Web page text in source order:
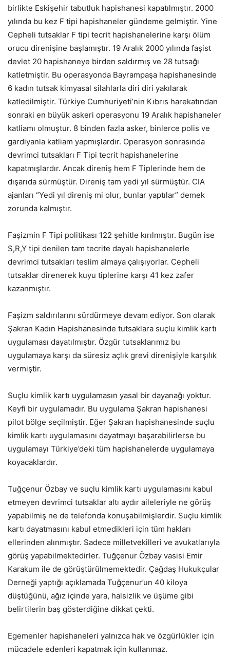
birlikte Eskişehir tabutluk hapishanesi kapatılmıştır. 2000
yılında bu kez F tipi hapishaneler gündeme gelmiştir. Yine
Cepheli tutsaklar F tipi tecrit hapishanelerine karşı ölüm
orucu direnişine başlamıştır. 19 Aralık 2000 yılında faşist
devlet 20 hapishaneye birden saldırmış ve 28 tutsağı
katletmiştir. Bu operasyonda Bayrampaşa hapishanesinde
6 kadın tutsak kimyasal silahlarla diri diri yakılarak
katledilmiştir. Türkiye Cumhuriyeti’nin Kıbrıs harekatından
sonraki en büyük askeri operasyonu 19 Aralık hapishaneler
katliamı olmuştur. 8 binden fazla asker, binlerce polis ve
gardiyanla katliam yapmışlardır. Operasyon sonrasında
devrimci tutsakları F Tipi tecrit hapishanelerine
kapatmışlardır. Ancak direniş hem F Tiplerinde hem de
dışarıda sürmüştür. Direniş tam yedi yıl sürmüştür. CIA
ajanları “Yedi yıl direniş mi olur, bunlar yaptılar” demek
zorunda kalmıştır.
Faşizmin F Tipi politikası 122 şehitle kırılmıştır. Bugün ise
S,R,Y tipi denilen tam tecrite dayalı hapishanelerle
devrimci tutsakları teslim almaya çalışıyorlar. Cepheli
tutsaklar direnerek kuyu tiplerine karşı 41 kez zafer
kazanmıştır.
Faşizm saldırılarını sürdürmeye devam ediyor. Son olarak
Şakran Kadın Hapishanesinde tutsaklara suçlu kimlik kartı
uygulaması dayatılmıştır. Özgür tutsaklarımız bu
uygulamaya karşı da süresiz açlık grevi direnişiyle karşılık
vermiştir.
Suçlu kimlik kartı uygulamasın yasal bir dayanağı yoktur.
Keyfi bir uygulamadır. Bu uygulama Şakran hapishanesi
pilot bölge seçilmiştir. Eğer Şakran hapishanesinde suçlu
kimlik kartı uygulamasını dayatmayı başarabilirlerse bu
uygulamayı Türkiye’deki tüm hapishanelerde uygulamaya
koyacaklardır.
Tuğçenur Özbay ve suçlu kimlik kartı uygulamasını kabul
etmeyen devrimci tutsaklar altı aydır aileleriyle ne görüş
yapabilmiş ne de telefonda konuşabilmişlerdir. Suçlu kimlik
kartı dayatmasını kabul etmedikleri için tüm hakları
ellerinden alınmıştır. Sadece milletvekilleri ve avukatlarıyla
görüş yapabilmektedirler. Tuğçenur Özbay vasisi Emir
Karakum ile de görüştürülmemektedir. Çağdaş Hukukçular
Derneği yaptığı açıklamada Tuğçenur’un 40 kiloya
düştüğünü, ağız içinde yara, halsizlik ve üşüme gibi
belirtilerin baş gösterdiğine dikkat çekti.
Egemenler hapishaneleri yalnızca hak ve özgürlükler için
mücadele edenleri kapatmak için kullanmaz.